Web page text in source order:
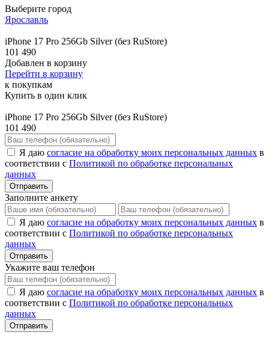
Выберите город
Ярославль
iPhone 17 Pro 256Gb Silver (без RuStore)
101 490
Добавлен в корзину
Перейти в корзину
к покупкам
Купить в один клик
iPhone 17 Pro 256Gb Silver (без RuStore)
101 490
Я даю согласие на обработку моих персональных данных в
соответствии с Политикой по обработке персональных
данных
Отправить
Заполните анкету
Я даю согласие на обработку моих персональных данных в
соответствии с Политикой по обработке персональных
данных
Отправить
Укажите ваш телефон
Я даю согласие на обработку моих персональных данных в
соответствии с Политикой по обработке персональных
данных
Отправить